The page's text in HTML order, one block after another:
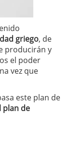
griego, de
producirán y
el poder
vez que
este plan de
plan de